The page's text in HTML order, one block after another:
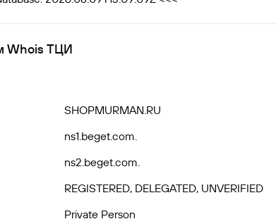
Whois ТЦИ
SHOPMURMAN.RU
ns1.beget.com.
ns2.beget.com.
REGISTERED, DELEGATED, UNVERIFIED
Private Person